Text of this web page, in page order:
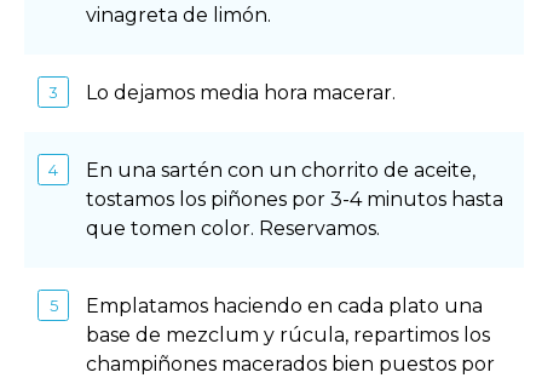
vinagreta de limón.
Lo dejamos media hora macerar.
En una sartén con un chorrito de aceite,
tostamos los piñones por 3-4 minutos hasta
que tomen color. Reservamos.
Emplatamos haciendo en cada plato una
base de mezclum y rúcula, repartimos los
champiñones macerados bien puestos por